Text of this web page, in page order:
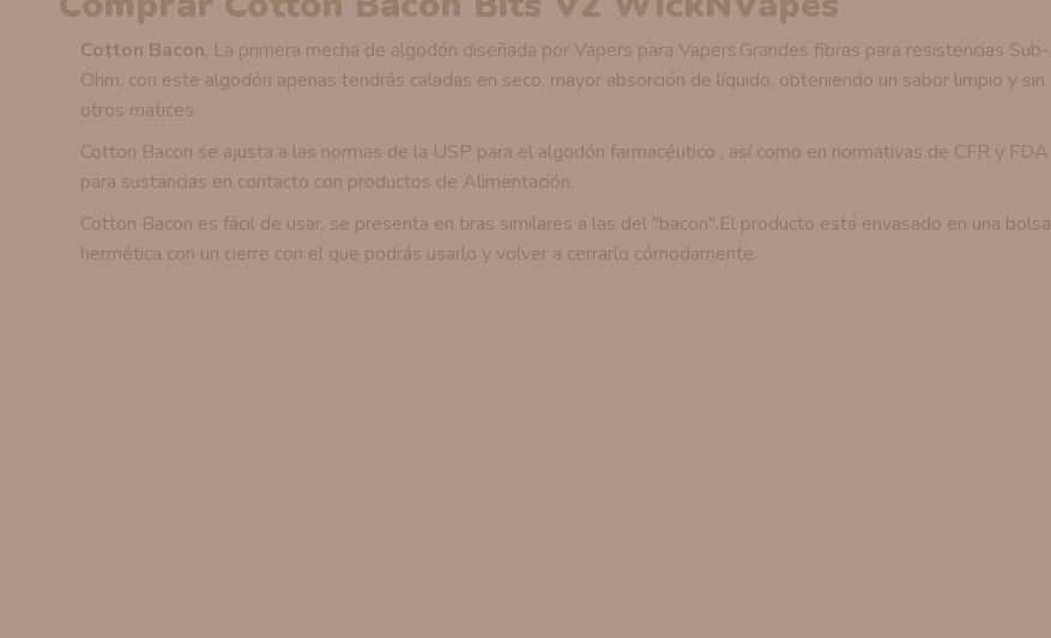
Cotton Bacon, La primera mecha de algodón diseñada por Vapers para Vapers.Grandes fibras para resistencias Sub-
Ohm, con este algodón apenas tendrás caladas en seco, mayor absorción de líquido, obteniendo un sabor limpio y sin
otros matices.
Cotton Bacon se ajusta a las normas de la USP para el algodón farmacéutico , así como en normativas de CFR y FDA
para sustancias en contacto con productos de Alimentación.
Cotton Bacon es fácil de usar, se presenta en tiras similares a las del "bacon".El producto está envasado en una bolsa
hermética con un cierre con el que podrás usarlo y volver a cerrarlo cómodamente.